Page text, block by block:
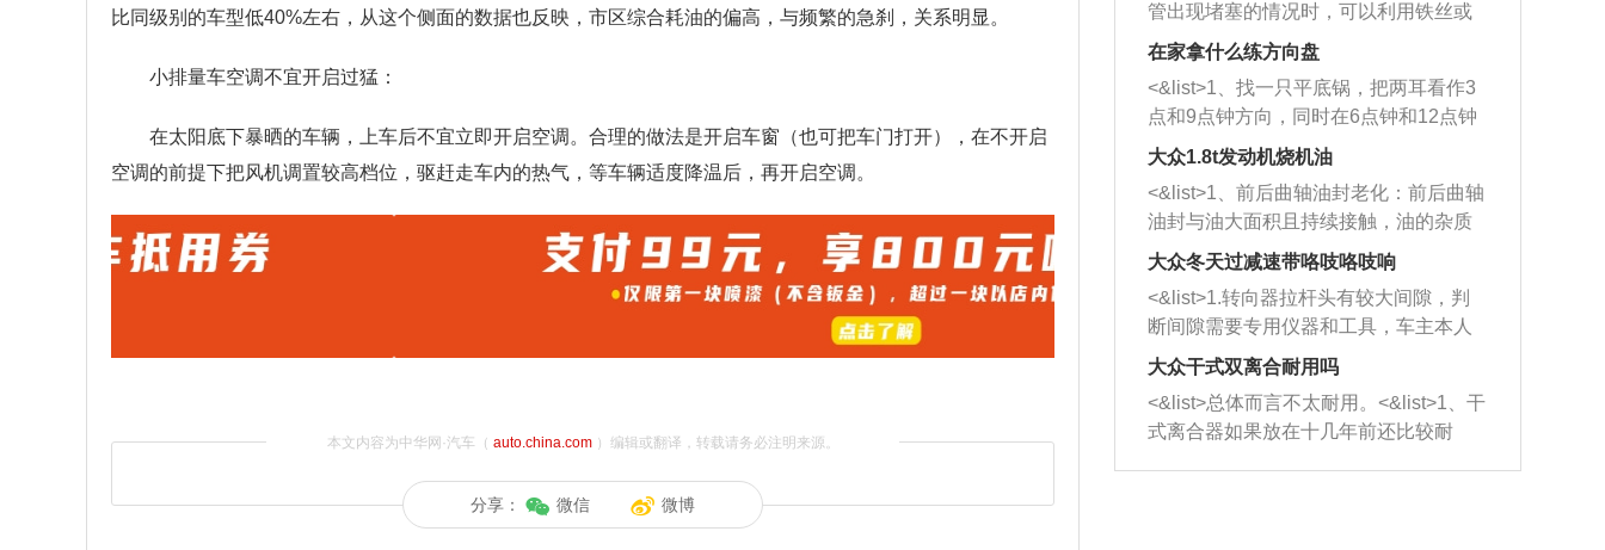
比同级别的车型低40%左右，从这个侧面的数据也反映，市区综合耗油的偏高，与频繁的急刹，关系明显。
小排量车空调不宜开启过猛：
在太阳底下暴晒的车辆，上车后不宜立即开启空调。合理的做法是开启车窗（也可把车门打开），在不开启
空调的前提下把风机调置较高档位，驱赶走车内的热气，等车辆适度降温后，再开启空调。
本文内容为中华网·汽车（ auto.china.com）编辑或翻译，转载请务必注明来源。
分享： 微信 微博
管出现堵塞的情况时，可以利用铁丝或
者是细棍，直接将杂物给取出来，如果
堵塞情况比较严重，也可以采取应急措
施。 <&list>2、直接利用木棍将所有的
杂物推到排气管里面的位置处，然后将
三元催化器拆解开，就可以将堵塞的东
西取出来。但如果是因为积碳过多引起
的堵塞，就需要将三元催化器泡在草酸
洗剂对堵塞的情况得到解决，将清洗剂
放在燃油箱中，与燃油混合后，车辆启
动时，就可以和汽油一起进入到燃烧
室，最后形成废气排出，就可以让三元
催化器得到清洗，排气管堵塞的情况就
能够得到解决。
在家拿什么练方向盘
<&list>1、找一只平底锅，把两耳看作3
点和9点钟方向，同时在6点钟和12点钟
方向做一个标记。 <&list>2、双手握住
一圈半的练习，往右同样也要打相同的
圈数。 <&list>3、最后强调要反复练
习，这样就可以形成肌肉记忆，在真实
驾驶车辆时，不需要记忆也能打好方
向。
大众1.8t发动机烧机油
<&list>1、前后曲轴油封老化：前后曲轴
油封与油大面积且持续接触，油的杂质
和发动机内持续温度变化使其密封效果
逐渐减弱，导致渗油或漏油。<&list>2、
活塞间隙过大：积碳会使活塞环与缸体
的间隙扩大，导致机油流入燃烧室中，
造成烧机油。<&list>3、机油粘度。使用
机油粘度过小的话，同样会有烧机油现
象，机油粘度过小具有很好的流动性，
大众冬天过减速带咯吱咯吱响
<&list>1.转向器拉杆头有较大间隙，判
断间隙需要专用仪器和工具，车主本人
无法制作，需要将车辆送到修理厂或4s
店；<&list>2.车辆半轴套管防尘罩破
裂，破裂后会出现漏油现象，使半轴磨
损严重，磨损的半轴容易损坏，产生异
响；<&list>3.稳定器的转向胶套和球头
大众干式双离合耐用吗
<&list>总体而言不太耐用。<&list>1、干
式离合器如果放在十几年前还比较耐